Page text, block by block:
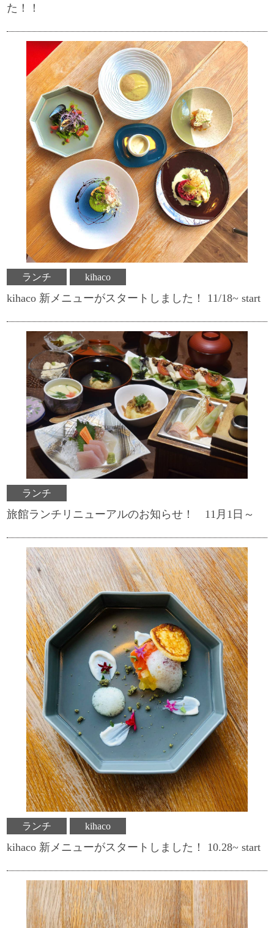
た！！
ランチ kihaco
kihaco 新メニューがスタートしました！ 11/18~ start
ランチ
旅館ランチリニューアルのお知らせ！ 11月1日～
ランチ kihaco
kihaco 新メニューがスタートしました！ 10.28~ start